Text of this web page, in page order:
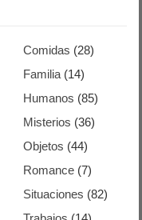
Comidas (28)
Familia(14)
Humanos (85)
Misterios (36)
Objetos (44)
Romance(7)
Situaciones (82)